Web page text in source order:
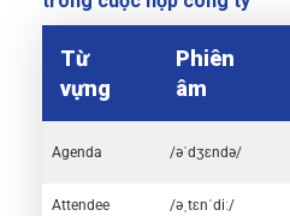
Từ
vựng
Phiên
âm
Agenda /əˈdʒɛndə/
Attendee /əˌtɛnˈdiː/